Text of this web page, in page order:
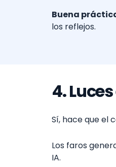
Buena
los reflejos.
4.
Sí, hace que el
Los faros
IA.